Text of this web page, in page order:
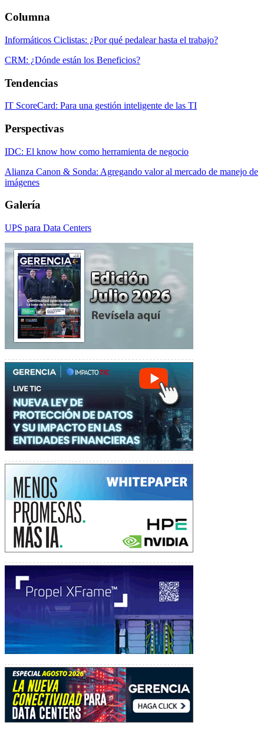
Columna
Informáticos Ciclistas: ¿Por qué pedalear hasta el trabajo?
CRM: ¿Dónde están los Beneficios?
Tendencias
IT ScoreCard: Para una gestión inteligente de las TI
Perspectivas
IDC: El know how como herramienta de negocio
Alianza Canon & Sonda: Agregando valor al mercado de manejo de
imágenes
Galería
UPS para Data Centers